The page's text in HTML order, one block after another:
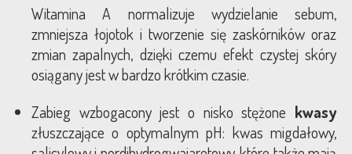
Witamina A normalizuje wydzielanie sebum,
zmniejsza łojotok i tworzenie się zaskórników oraz
zmian zapalnych, dzięki czemu efekt czystej skóry
osiągany jest w bardzo krótkim czasie.
Zabieg wzbogacony jest o nisko stężone kwasy
złuszczające o optymalnym pH: kwas migdałowy,